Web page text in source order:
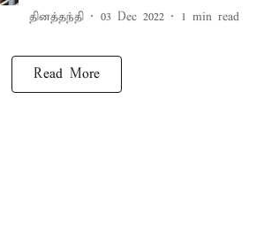
தினத்தந்தி 03 Dec 2022 1 min read
Read More